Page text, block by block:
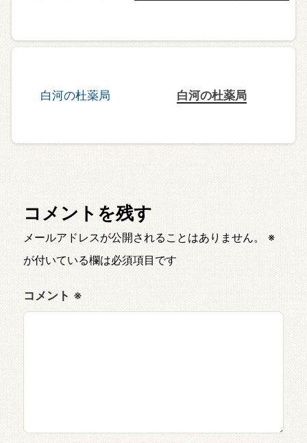
白河の杜薬局
コメントを残す
メールアドレスが公開されることはありません。
※
が付いている欄は必須項目です
コメント ※